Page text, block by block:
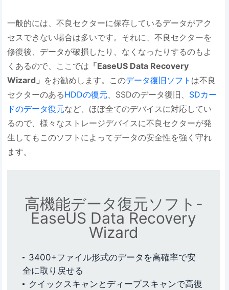
一般的には、不良セクターに保存しているデータがアク
セスできない場合は多いです。それに、不良セクターを
修復後、データが破損したり、なくなったりするのもよ
くあるので、ここでは 「EaseUS Data Recovery
Wizard」 をお勧めします。このデータ復旧ソフト は不良
セクターのあるHDDの復元 、SSDのデータ復旧、 SDカー
ドのデータ復元など、ほぼ全てのデバイスに対応してい
るので、様々なストレージデバイスに不良セクターが発
生してもこのソフトによってデータの安全性を強く守れ
ます。
高機能データ復元ソフト-
EaseUS Data Recovery
Wizard
3400+ファイル形式のデータを高確率で安
全に取り戻せる
クイックスキャンとディープスキャンで高復